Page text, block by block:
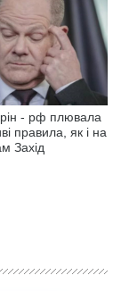
- рф плювала
правила, як і на
Захід